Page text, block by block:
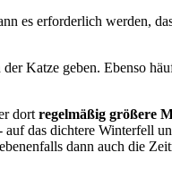
es erforderlich werden,
Katze geben. Ebenso
dort regelmäßig größere
das dichtere Winterfell
dann auch die